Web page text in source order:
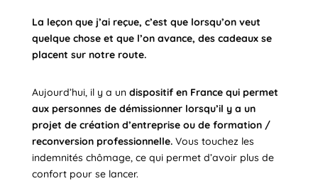
La leçon que j’ai reçue, c’est que lorsqu’on veut
quelque chose et que l’on avance, des cadeaux se
placent sur notre route.
Aujourd’hui, il y a un dispositif en France qui permet
aux personnes de démissionner lorsqu’il y a un
projet de création d’entreprise ou de formation /
reconversion professionnelle.Vous touchez les
indemnités chômage, ce qui permet d’avoir plus de
confort pour se lancer.